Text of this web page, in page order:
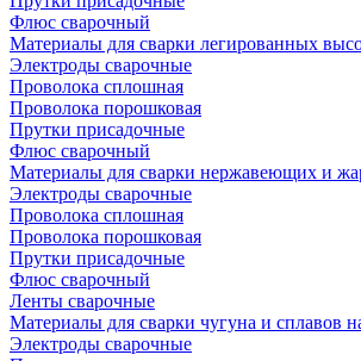
Флюс сварочный
Материалы для сварки легированных
Электроды сварочные
Проволока сплошная
Проволока порошковая
Прутки присадочные
Флюс сварочный
Материалы для сварки нержавеющих и
Электроды сварочные
Проволока сплошная
Проволока порошковая
Прутки присадочные
Флюс сварочный
Ленты сварочные
Материалы для сварки чугуна и сплавов
Электроды сварочные